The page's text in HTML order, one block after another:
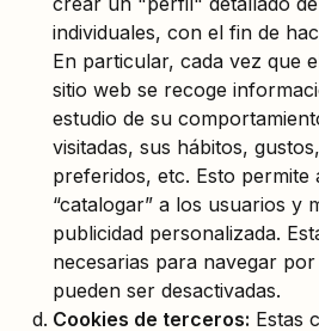
individuales, con el fin de
En particular, cada vez que
sitio web se recoge
estudio de su
visitadas, sus hábitos,
preferidos, etc. Esto permite
“catalogar” a los usuarios y
publicidad personalizada.
necesarias para navegar
pueden ser desactivadas.
Cookies de terceros: Estas